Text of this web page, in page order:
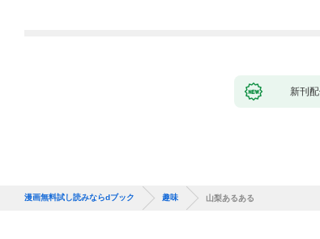
新刊
漫画無料試し読みならdブック 趣味 山梨あるある